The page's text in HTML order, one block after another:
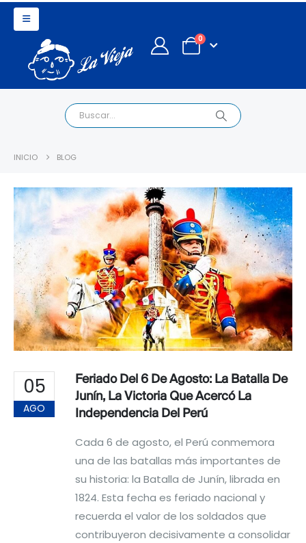
0
INICIO BLOG
05
AGO
Feriado Del 6 De Agosto: La Batalla De
Junín, La Victoria Que Acercó La
Independencia Del Perú
Cada 6 de agosto, el Perú conmemora
una de las batallas más importantes de
su historia: la Batalla de Junín, librada en
1824. Esta fecha es feriado nacional y
recuerda el valor de los soldados que
contribuyeron decisivamente a consolidar